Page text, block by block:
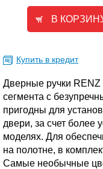
Купить в кредит
Дверные ручки RENZ
сегмента с
пригодны для
двери, за счет более
моделях. Для
на полотне, в
Самые необычные